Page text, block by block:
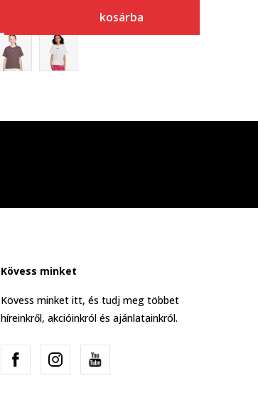
kosárba
Kövess minket
Kövess minket itt, és tudj meg többet
híreinkről, akcióinkról és ajánlatainkról.